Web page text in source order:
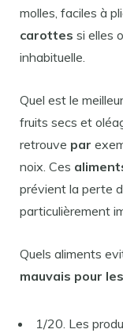
molles, faciles à
carottes si elles
inhabituelle.
Quel est le
fruits secs et
retrouve par
noix. Ces
prévient la perte
particulièrement
Quels aliments
mauvais pour
1/20. Les